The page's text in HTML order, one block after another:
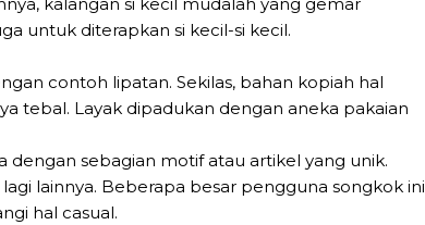
untuk diterapkan si kecil-si kecil.
contoh lipatan. Sekilas, bahan kopiah hal
tebal. Layak dipadukan dengan aneka pakaian
sebagian motif atau artikel yang unik.
lainnya. Beberapa besar pengguna songkok ini
hal casual.